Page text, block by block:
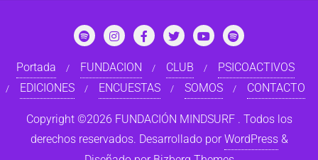
Portada FUNDACION CLUB
PSICOACTIVOS
EDICIONES
ENCUESTAS SOMOS CONTACTO
Copyright ©2026 FUNDACIÓN MINDSURF . Todos los
derechos reservados. Desarrollado porWordPress &